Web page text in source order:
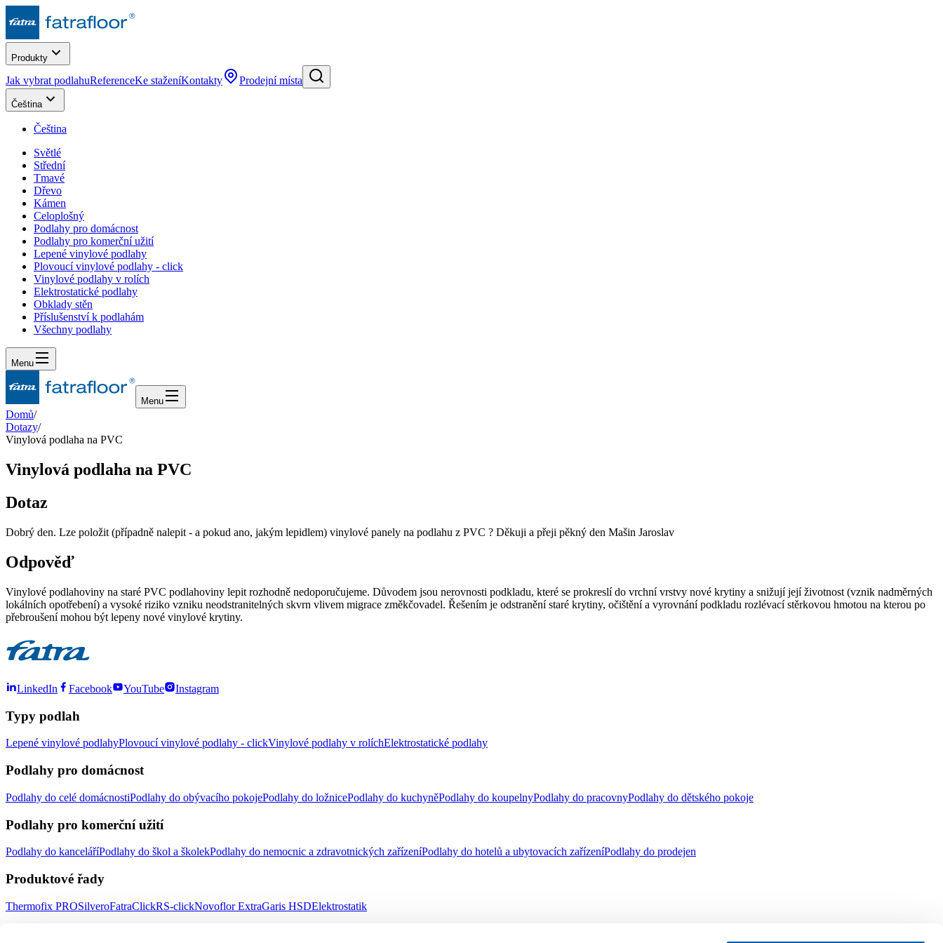
Produkty
Jak vybrat podlahuReferenceKe staženíKontakty Prodejní místa
Čeština
Čeština
Světlé
Střední
Tmavé
Dřevo
Kámen
Celoplošný
Podlahy pro domácnost
Podlahy pro komerční užití
Lepené vinylové podlahy
Plovoucí vinylové podlahy - click
Vinylové podlahy v rolích
Elektrostatické podlahy
Obklady stěn
Příslušenství k podlahám
Všechny podlahy
Menu
Menu
Domů/
Dotazy/
Vinylová podlaha na PVC
Vinylová podlaha na PVC
Dotaz
Dobrý den. Lze položit (případně nalepit - a pokud ano, jakým lepidlem) vinylové panely na podlahu z PVC ? Děkuji a přeji pěkný den Mašin Jaroslav
Odpověď
Vinylové podlahoviny na staré PVC podlahoviny lepit rozhodně nedoporučujeme. Důvodem jsou nerovnosti podkladu, které se prokreslí do vrchní vrstvy nové krytiny a snižují její životnost (vznik nadměrných
lokálních opotřebení) a vysoké riziko vzniku neodstranitelných skvrn vlivem migrace změkčovadel. Řešením je odstranění staré krytiny, očištění a vyrovnání podkladu rozlévací stěrkovou hmotou na kterou po
přebroušení mohou být lepeny nové vinylové krytiny.
LinkedIn Facebook YouTube Instagram
Typy podlah
Lepené vinylové podlahyPlovoucí vinylové podlahy - clickVinylové podlahy v rolíchElektrostatické podlahy
Podlahy pro domácnost
Podlahy do celé domácnostiPodlahy do obývacího pokojePodlahy do ložnicePodlahy do kuchyněPodlahy do koupelnyPodlahy do pracovnyPodlahy do dětského pokoje
Podlahy pro komerční užití
Podlahy do kanceláříPodlahy do škol a školekPodlahy do nemocnic a zdravotnických zařízeníPodlahy do hotelů a ubytovacích zařízeníPodlahy do prodejen
Produktové řady
Thermofix PROSilveroFatraClickRS-clickNovoflor ExtraGaris HSDElektrostatik